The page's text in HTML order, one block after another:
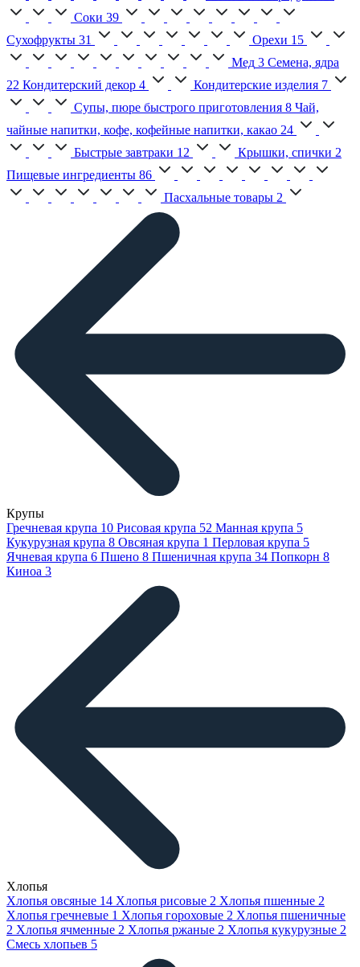
Соки 39
Сухофрукты 31 Орехи 15
Мед 3 Семена, ядра
22 Кондитерский декор 4 Кондитерские изделия 7
Супы, пюре быстрого приготовления 8 Чай,
чайные напитки, кофе, кофейные напитки, какао 24
Быстрые завтраки 12 Крышки, спички 2
Пищевые ингредиенты 86
Пасхальные товары 2
Крупы
Гречневая крупа 10 Рисовая крупа 52 Манная крупа 5
Кукурузная крупа 8 Овсяная крупа 1 Перловая крупа 5
Ячневая крупа 6 Пшено 8 Пшеничная крупа 34 Попкорн 8
Киноа 3
Хлопья
Хлопья овсяные 14 Хлопья рисовые 2 Хлопья пшенные 2
Хлопья гречневые 1 Хлопья гороховые 2 Хлопья пшеничные
2 Хлопья ячменные 2 Хлопья ржаные 2 Хлопья кукурузные 2
Смесь хлопьев 5